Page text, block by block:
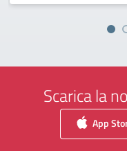
Scarica la
App